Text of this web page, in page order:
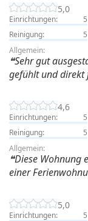
5,0
Einrichtungen: 5
Reinigung:
5
Allgemein:
Sehr gut
gefühlt und direkt
4,6
Einrichtungen: 5
Reinigung:
5
Allgemein:
Diese Wohnung
einer
5,0
Einrichtungen: 5